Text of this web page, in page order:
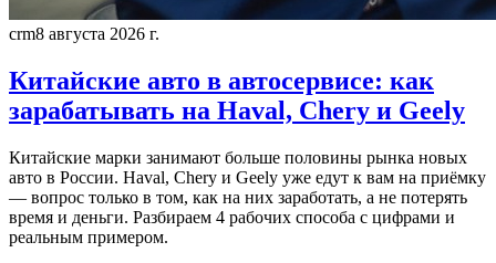
crm8 августа 2026 г.
Китайские авто в автосервисе: как
зарабатывать на Haval, Chery и Geely
Китайские марки занимают больше половины рынка новых
авто в России. Haval, Chery и Geely уже едут к вам на приёмку
— вопрос только в том, как на них заработать, а не потерять
время и деньги. Разбираем 4 рабочих способа с цифрами и
реальным примером.